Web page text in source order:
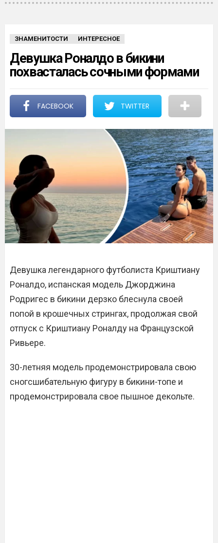
ЗНАМЕНИТОСТИ ИНТЕРЕСНОЕ
Девушка Роналдо в бикини
похвасталась сочными формами
FACEBOOK TWITTER
Девушка легендарного футболиста Криштиану
Роналдо, испанская модель Джорджина
Родригес в бикини дерзко блеснула своей
попой в крошечных стрингах, продолжая свой
отпуск с Криштиану Роналду на Французской
Ривьере.
30-летняя модель продемонстрировала свою
сногсшибательную фигуру в бикини-топе и
продемонстрировала свое пышное декольте.